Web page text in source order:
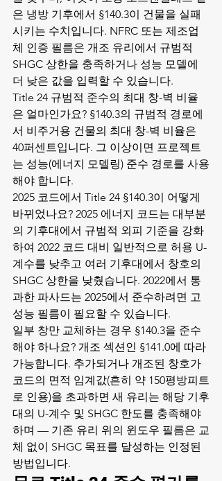
은 냉방 기후에서 §140.3이 건물을 실패
시키는 수치입니다. NFRC 또는 제조업
체 인증 필름은 개조 유리에서 규범적
SHGC 상한을 충족하거나 성능 모델에
더 낮은 값을 입력할 수 있습니다.
Title 24 규범적 준수의 최대 창-벽 비율
은 얼마인가요? §140.3의 규범적 경로에
서 비주거용 건물의 최대 창-벽 비율은
40퍼센트입니다. 그 이상이면 프로젝트
는 성능(에너지 모델링) 준수 경로를 사용
해야 합니다.
2025 코드에서 Title 24 §140.3이 어떻게
바뀌었나요? 2025 에너지 코드는 대부분
의 기후대에서 규범적 외피 기준을 강화
하여 2022 코드 대비 일반적으로 허용 U-
계수를 낮추고 여러 기후대에서 창호의
SHGC 상한을 낮췄습니다. 2022에서 통
과한 파사드는 2025에서 준수하려면 고
성능 필름이 필요할 수 있습니다.
일부 창만 교체하는 경우 §140.3을 준수
해야 하나요? 개조 섹션인 §141.0에 따라
가능합니다. 추가되거나 개조된 창호가
코드의 면적 임계값(흔히 약 150평방피트
로 인용)을 초과하면 새 유리는 해당 기후
대의 U-계수 및 SHGC 한도를 충족해야
하며 — 기존 유리 위의 윈도우 필름은 교
체 없이 SHGC 목표를 달성하는 인정된
방법입니다.